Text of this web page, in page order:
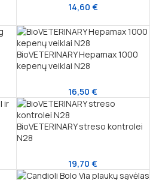
14,60 €
BioVETERINARY Hepamax 1000
kepenų veiklai N28
16,50€
BioVETERINARY streso kontrolei
N28
19,70€